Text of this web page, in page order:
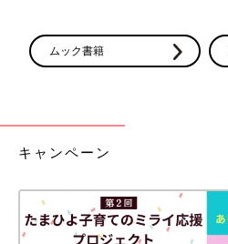
ムック書籍
キャンペーン